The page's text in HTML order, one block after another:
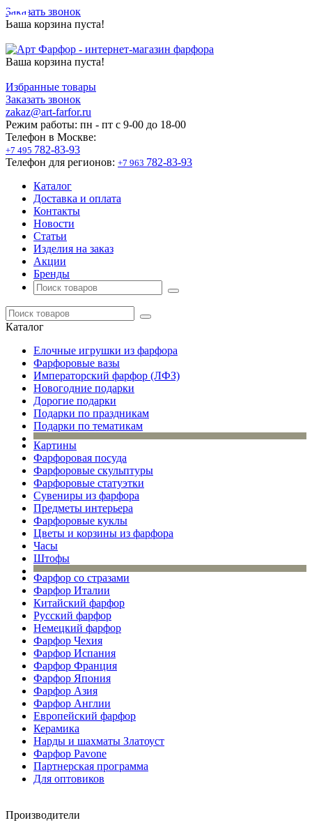
Заказать звонок
Ваша корзина пуста!
Ваша корзина пуста!
Избранные товары
Заказать звонок
zakaz@art-farfor.ru
Режим работы: пн - пт c 9-00 до 18-00
Телефон в Москве:
+7 495 782-83-93
Телефон для регионов: +7 963 782-83-93
Каталог
Доставка и оплата
Контакты
Новости
Статьи
Изделия на заказ
Акции
Бренды
Каталог
Елочные игрушки из фарфора
Фарфоровые вазы
Императорский фарфор (ЛФЗ)
Новогодние подарки
Дорогие подарки
Подарки по праздникам
Подарки по тематикам
Картины
Фарфоровая посуда
Фарфоровые скульптуры
Фарфоровые статуэтки
Сувениры из фарфора
Предметы интерьера
Фарфоровые куклы
Цветы и корзины из фарфора
Часы
Штофы
Фарфор со стразами
Фарфор Италии
Китайский фарфор
Русский фарфор
Немецкий фарфор
Фарфор Чехия
Фарфор Испания
Фарфор Франция
Фарфор Япония
Фарфор Азия
Фарфор Англии
Европейский фарфор
Керамика
Нарды и шахматы Златоуст
Фарфор Pavone
Партнерская программа
Для оптовиков
Производители